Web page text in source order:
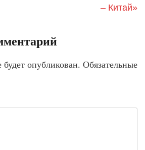
– Китай»
опубликован. Обязательные